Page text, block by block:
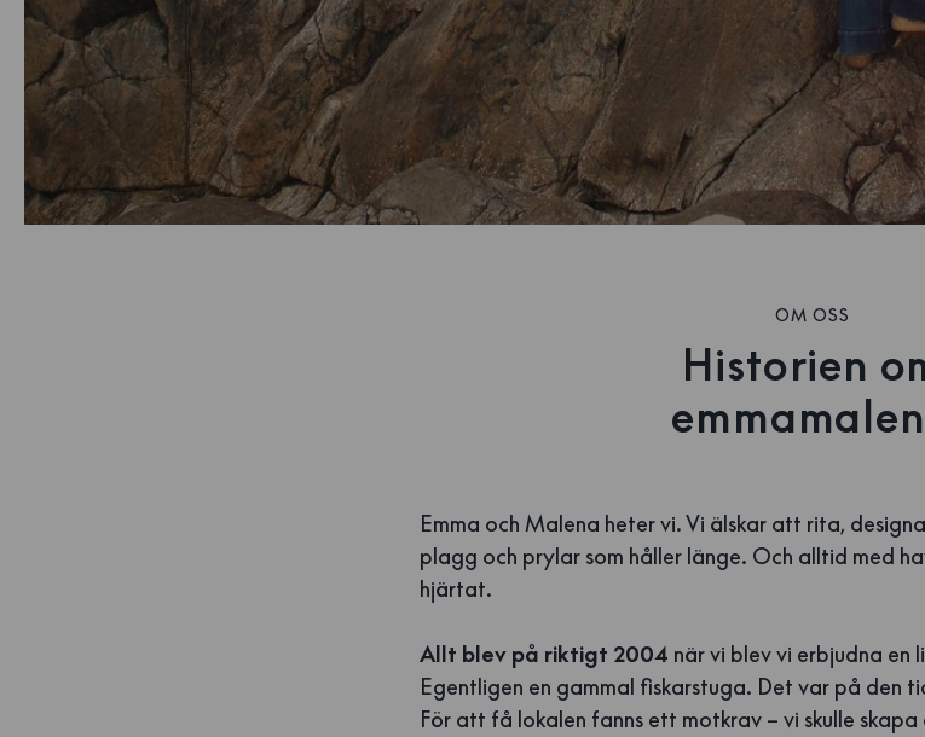
OM OSS
Historien
Emma och Malena heter vi. Vi älskar att rita,
plagg och prylar som håller länge. Och alltid med
hjärtat.
Allt blev på riktigt 2004 när vi blev vi erbjudna en
Egentligen en gammal fiskarstuga. Det var på den
För att få lokalen fanns ett motkrav – vi skulle